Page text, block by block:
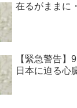
(6/26・28追記
在るがままに
【緊急警告
日本に迫る心